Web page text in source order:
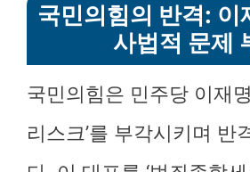
국민의힘의 반격: 이
사법적 문제
국민의힘은 민주당 이재
리스크’를 부각시키며 반